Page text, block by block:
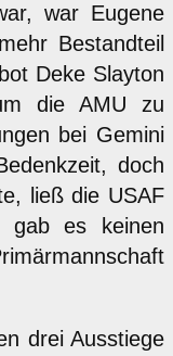
war Eugene
Bestandteil
Deke Slayton
die AMU zu
bei Gemini
doch
ließ die USAF
gab es keinen
drei Ausstiege